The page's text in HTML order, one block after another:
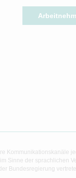
Kommunikationskanäle
der sprachlichen
Bundesregierung